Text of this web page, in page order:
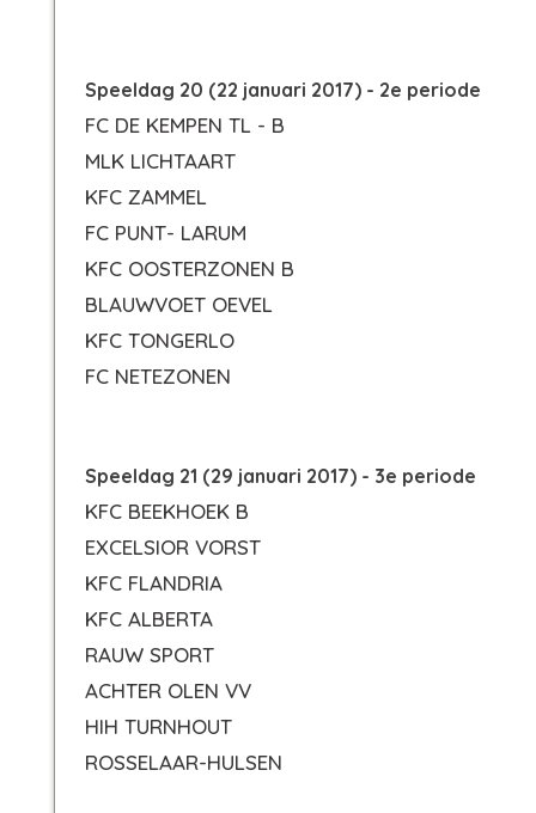
Speeldag 20 (22 januari 2017) - 2e periode
FC DE KEMPEN TL - B
MLK LICHTAART
KFC ZAMMEL
FC PUNT- LARUM
KFC OOSTERZONEN B
BLAUWVOET OEVEL
KFC TONGERLO
FC NETEZONEN
Speeldag 21 (29 januari 2017) - 3e periode
KFC BEEKHOEK B
EXCELSIOR VORST
KFC FLANDRIA
KFC ALBERTA
RAUW SPORT
ACHTER OLEN VV
HIH TURNHOUT
ROSSELAAR-HULSEN